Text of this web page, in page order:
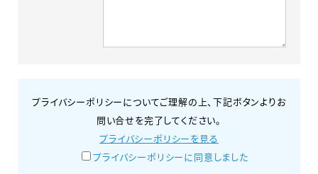
プライバシーポリシーについてご理解の上、下記ボタンよりお
問い合せを完了してください。
プライバシーポリシーを見る
プライバシーポリシーに同意しました